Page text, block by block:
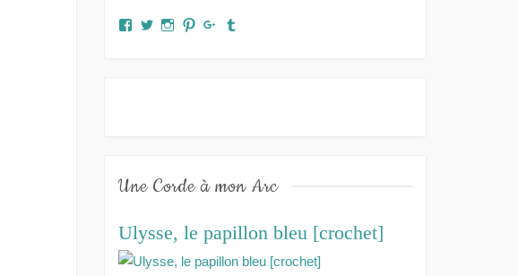
Facebook
TwitterInstagram
PinterestGoogle+
Une Corde à mon Arc
Ulysse, le papillon bleu [crochet]